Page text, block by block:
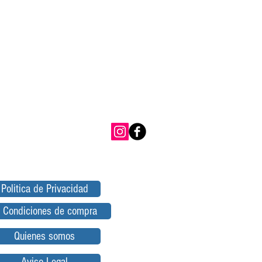
Politica de Privacidad
Condiciones de compra
Quienes somos